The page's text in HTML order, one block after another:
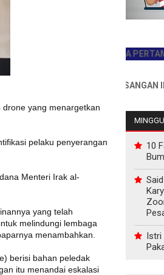
yang menargetkan
pelaku penyerangan
Menteri Irak al-
yang telah
melindungi lembaga
menambahkan.
berisi bahan peledak
itu menandai eskalasi
JADILAH PEMBACA PERTAMA
INFO PEMASANGAN IKLAN
10
Istri